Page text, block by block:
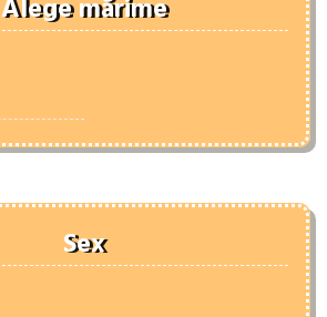
Alege mărime
Sex